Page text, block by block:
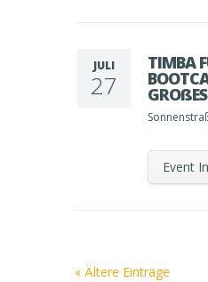
JULI
27
TIMBA
Event
« Ältere Einträge